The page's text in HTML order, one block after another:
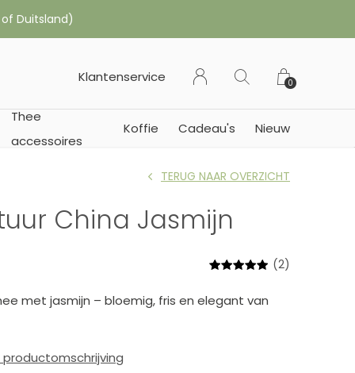
Thee
accessoires
Koffie Cadeau's Nieuw
Klantenservice 0
Duitsland)
China Jasmijn
TERUG NAAR OVERZICHT
(2)
met jasmijn – bloemig, fris en elegant van